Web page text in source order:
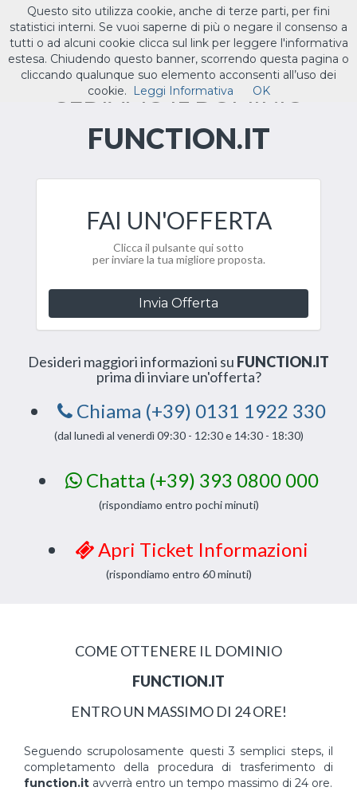
Toggle
ILTUO.IT
CEDIAMO IL DOMINIO
FUNCTION.IT
FAI UN'OFFERTA
Clicca il pulsante qui sotto
per inviare la tua migliore proposta.
Invia Offerta
Desideri maggiori informazioni su FUNCTION.IT
prima di inviare un'offerta?
Chiama (+39) 0131 1922 330
(dal lunedì al venerdì 09:30 - 12:30 e 14:30 - 18:30)
Chatta (+39) 393 0800 000
(rispondiamo entro pochi minuti)
Apri Ticket Informazioni
(rispondiamo entro 60 minuti)
COME OTTENERE IL DOMINIO
FUNCTION.IT
ENTRO UN MASSIMO DI 24 ORE!
Seguendo scrupolosamente questi 3 semplici steps, il
completamento della procedura di trasferimento di
function.it avverrà entro un tempo massimo di 24 ore.
Questo sito utilizza cookie, anche di terze parti, per fini
statistici interni. Se vuoi saperne di più o negare il consenso a
tutti o ad alcuni cookie clicca sul link per leggere l'informativa
estesa. Chiudendo questo banner, scorrendo questa pagina o
cliccando qualunque suo elemento acconsenti all’uso dei
cookie.
Leggi Informativa OK